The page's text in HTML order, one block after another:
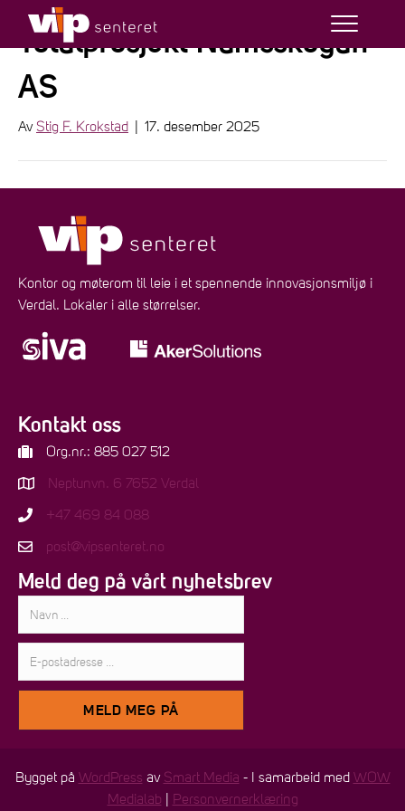
Totalprosjekt Namsskogan
AS
Av Stig F. Krokstad | 17. desember 2025
Kontor og møterom til leie i et spennende innovasjonsmiljø i
Verdal. Lokaler i alle størrelser.
Kontakt oss
Org.nr.: 885 027 512
Neptunvn. 6 7652 Verdal
+47 469 84 088
post@vipsenteret.no
Meld deg på vårt nyhetsbrev
postadresse:
MELD MEG PÅ
Bygget på WordPress av Smart Media - I samarbeid med WOW
Medialab
Personvernerklæring